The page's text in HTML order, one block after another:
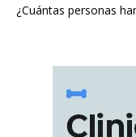
¿Cuántas personas